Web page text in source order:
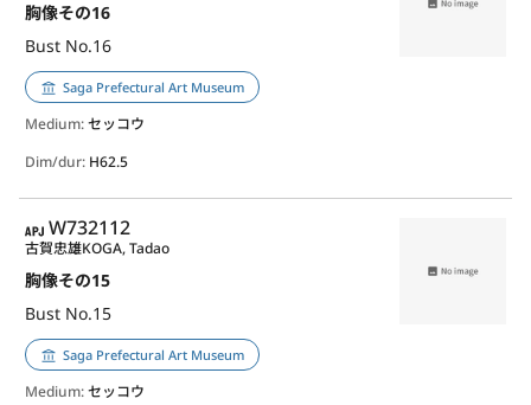
胸像その16
Bust No.16
Saga Prefectural Art Museum
Medium:セッコウ
Dim/dur: H62.5
APJ
W732112
胸像その15
Bust No.15
古賀忠雄KOGA, Tadao
Saga Prefectural Art Museum
Medium:セッコウ